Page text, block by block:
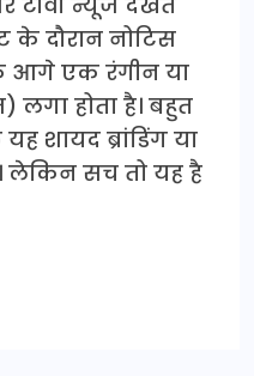
के दौरान नोटिस
आगे एक रंगीन या
होता है। बहुत
शायद ब्रांडिंग या
लेकिन सच तो यह है